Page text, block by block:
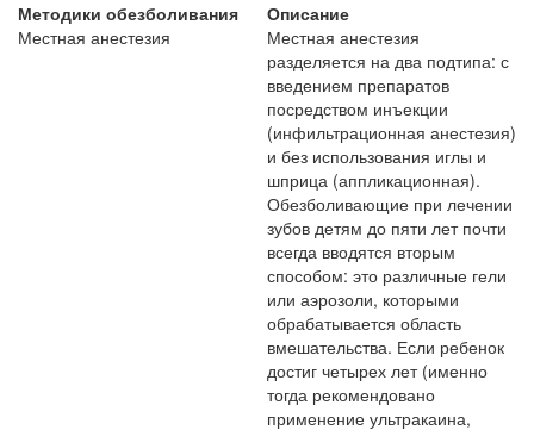
Методики обезболивания
Описание
Местная анестезия
Местная анестезия
разделяется на два подтипа: с
введением препаратов
посредством инъекции
(инфильтрационная анестезия)
и без использования иглы и
шприца (аппликационная).
Обезболивающие при лечении
зубов детям до пяти лет почти
всегда вводятся вторым
способом: это различные гели
или аэрозоли, которыми
обрабатывается область
вмешательства. Если ребенок
достиг четырех лет (именно
тогда рекомендовано
применение ультракаина,